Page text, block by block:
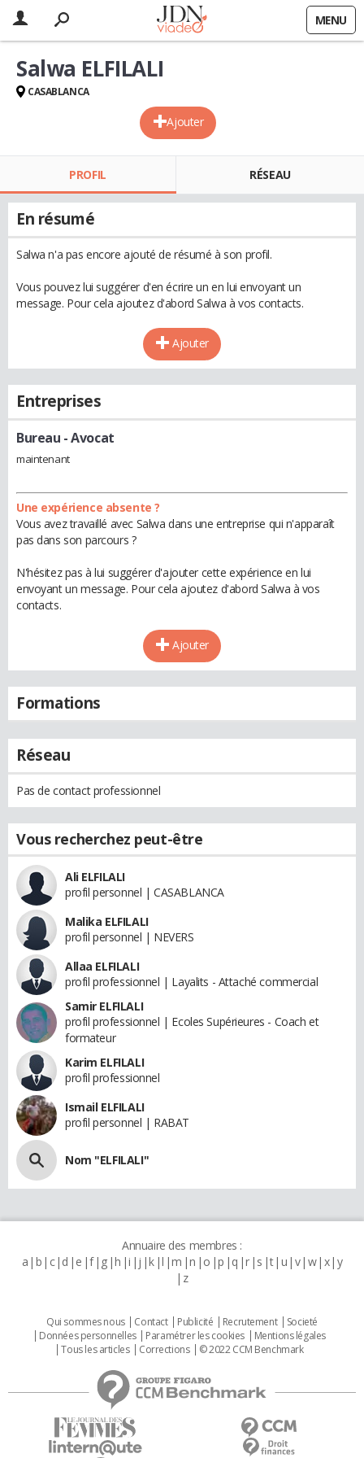
MENU
Ajouter
Salwa ELFILALI
CASABLANCA
PROFIL RÉSEAU
En résumé
Salwa n'a pas encore ajouté de résumé à son profil.
Vous pouvez lui suggérer d'en écrire un en lui envoyant un
message. Pour cela ajoutez d'abord Salwa à vos contacts.
Ajouter
Entreprises
Bureau - Avocat
maintenant
Une expérience absente ?
Vous avez travaillé avec Salwa dans une entreprise qui n'apparaît
pas dans son parcours ?
N'hésitez pas à lui suggérer d'ajouter cette expérience en lui
envoyant un message. Pour cela ajoutez d'abord Salwa à vos
contacts.
Ajouter
Formations
Réseau
Pas de contact professionnel
Vous recherchez peut-être
Ali ELFILALI
profil personnel | CASABLANCA
Malika ELFILALI
profil personnel | NEVERS
Allaa ELFILALI
profil professionnel | Layalits - Attaché commercial
Samir ELFILALI
profil professionnel | Ecoles Supérieures - Coach et
formateur
Karim ELFILALI
profil professionnel
Ismail ELFILALI
profil personnel | RABAT
Nom "ELFILALI"
Annuaire des membres :
a b c d e f g h i j k l m n o p q r s t u v w x y
z
Qui sommes nous Contact Publicité Recrutement
Societé
Données personnelles
Paramétrer les cookies
Mentions légales
Tous les articles
Corrections © 2022 CCM Benchmark